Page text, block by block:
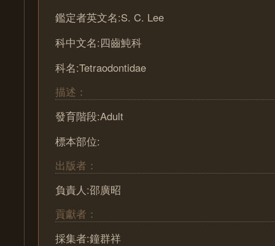
鑑定者英文名:S. C. Lee
科中文名:四齒魨科
科名:Tetraodontidae
描述：
發育階段:Adult
標本部位:
出版者：
負責人:邵廣昭
貢獻者：
採集者:鐘群祥